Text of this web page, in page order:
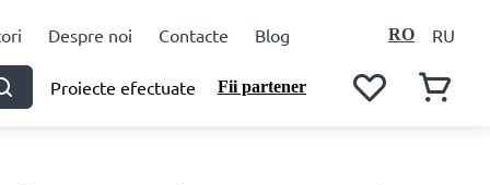
Despre noi Contacte Blog RO RU
Proiecte efectuate Fii partener